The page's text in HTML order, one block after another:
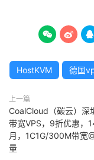
  
HostKVM 德国
上一篇
CoalCloud（碳云）深
带宽VPS，9折优惠，
月，1C1G/300M带宽
量